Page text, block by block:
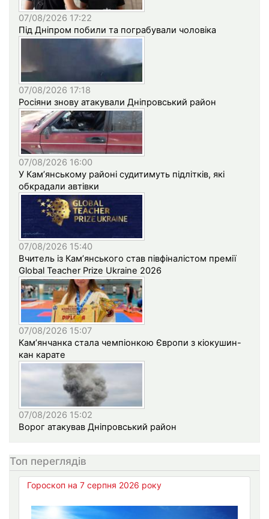
07/08/2026 17:22
Під Дніпром побили та пограбували чоловіка
07/08/2026 17:18
Росіяни знову атакували Дніпровський район
07/08/2026 16:00
У Кам’янському районі судитимуть підлітків, які
обкрадали автівки
07/08/2026 15:40
Вчитель із Кам’янського став півфіналістом премії
Global Teacher Prize Ukraine 2026
07/08/2026 15:07
Кам’янчанка стала чемпіонкою Європи з кіокушин-
кан карате
07/08/2026 15:02
Ворог атакував Дніпровський район
Топ переглядів
Гороскоп на 7 серпня 2026 року